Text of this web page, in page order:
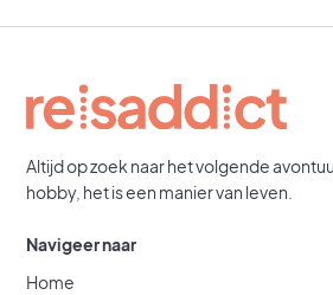
Altijd op zoek naar het volgende
hobby, het is een manier van leven.
Navigeer naar
Home